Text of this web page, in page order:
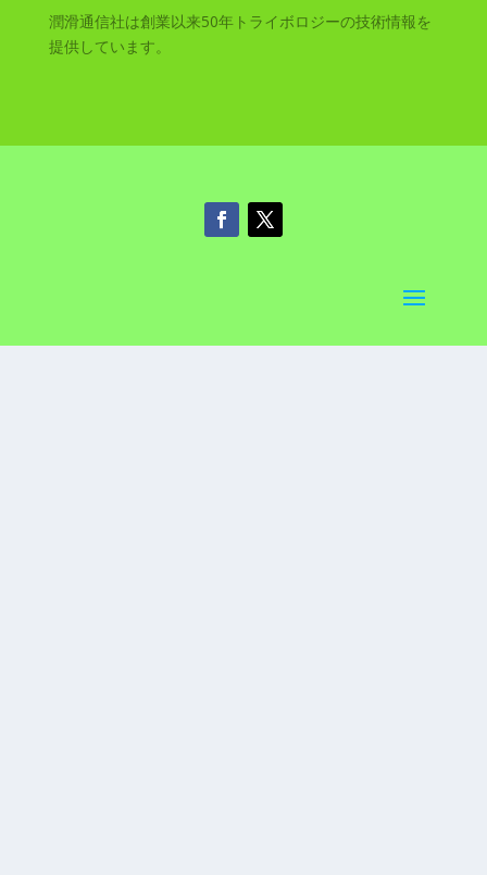
潤滑通信社は創業以来50年トライボロジーの技術情報を
提供しています。